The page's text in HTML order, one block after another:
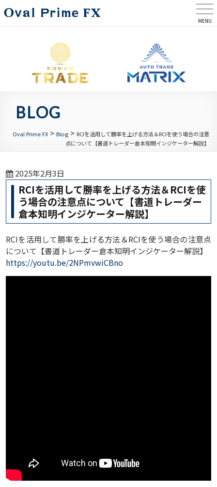
MENU
BLOG
Oval Prime FX > Blog > RCIを活用して勝率を上げる方法＆RCIを使う場合の注意
点について【書道トレーダー倉本知明インジケーター解説】
2025年2月3日
RCIを活用して勝率を上げる方法＆RCIを使
う場合の注意点について【書道トレーダー
倉本知明インジケーター解説】
RCIを活用して勝率を上げる方法＆RCIを使う場合の注意点
について【書道トレーダー倉本知明インジケーター解説】
https://youtu.be/2NPmvwiCBno